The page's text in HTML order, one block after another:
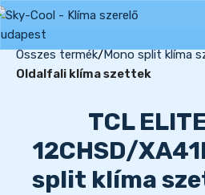
Összes termék Mono split klíma
Oldalfali klíma szettek
TCL
12CHSD/
split klíma